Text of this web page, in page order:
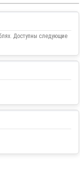
Доступны следующие